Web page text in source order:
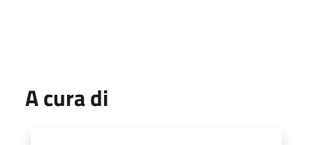
A cura di